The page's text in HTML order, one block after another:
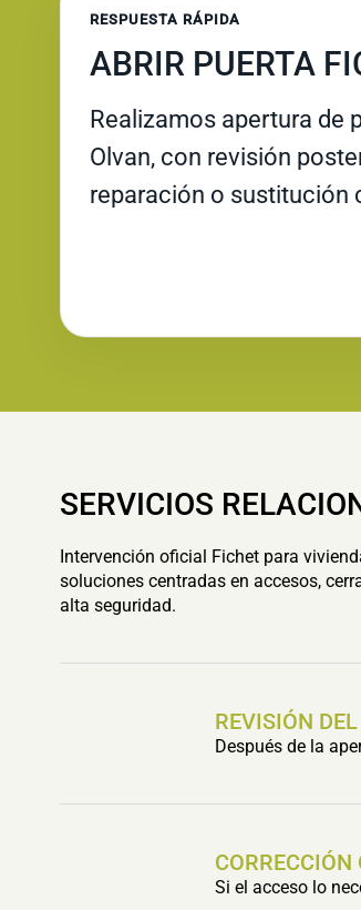
RESPUESTA RÁPIDA
ABRIR PUERTA
Realizamos apertura de
Olvan, con revisión
reparación o sustitución
SERVICIOS
Intervención oficial Fichet para
soluciones centradas en accesos,
alta seguridad.
REVISIÓN
Después de la
Si el acceso lo